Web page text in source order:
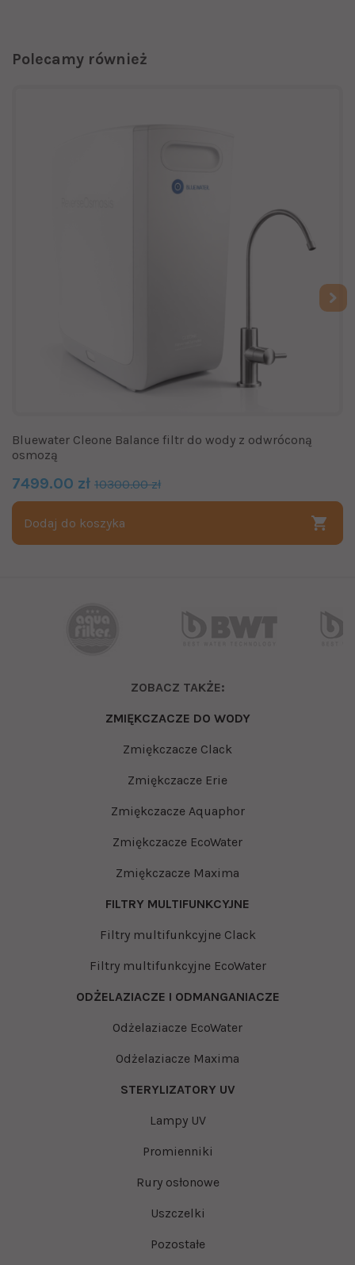
Polecamy również
Bluewater Cleone Balance filtr do wody z odwróconą
osmozą
7499.00 zł 10300.00 zł
Dodaj do koszyka
ZOBACZ TAKŻE:
ZMIĘKCZACZE DO WODY
Zmiękczacze Clack
Zmiękczacze Erie
Zmiękczacze Aquaphor
Zmiękczacze EcoWater
Zmiękczacze Maxima
FILTRY MULTIFUNKCYJNE
Filtry multifunkcyjne Clack
Filtry multifunkcyjne EcoWater
ODŻELAZIACZE I ODMANGANIACZE
Odżelaziacze EcoWater
Odżelaziacze Maxima
STERYLIZATORY UV
Lampy UV
Promienniki
Rury osłonowe
Uszczelki
Pozostałe